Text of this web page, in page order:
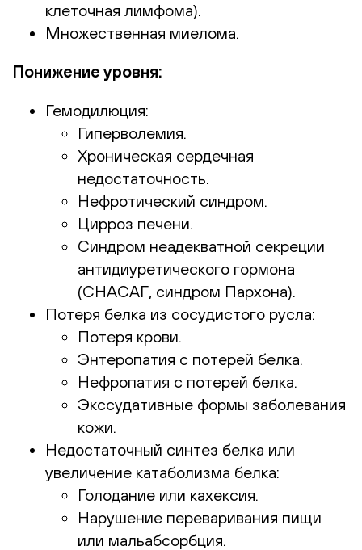
клеточная лимфома).
Множественная миелома.
Понижение уровня:
Гемодилюция:
Гиперволемия.
Хроническая сердечная
недостаточность.
Нефротический синдром.
Цирроз печени.
Синдром неадекватной секреции
антидиуретического гормона
(СНАСАГ, синдром Пархона).
Потеря белка из сосудистого русла:
Потеря крови.
Энтеропатия с потерей белка.
Нефропатия с потерей белка.
Экссудативные формы заболевания
кожи.
Недостаточный синтез белка или
увеличение катаболизма белка:
Голодание или кахексия.
Нарушение переваривания пищи
или мальабсорбция.